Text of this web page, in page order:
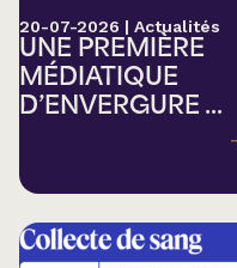
20-07-2026 | Actualités
UNE PREMIÈRE
MÉDIATIQUE
D’ENVERGURE ...